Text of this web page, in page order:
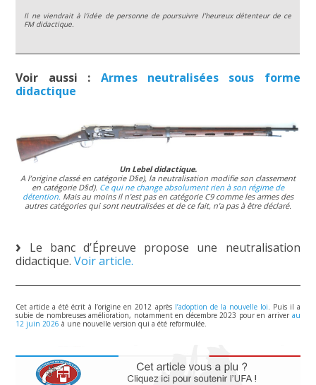
Il ne viendrait à l’idée de personne de poursuivre l’heureux détenteur de ce
FM didactique.
Voir aussi : Armes neutralisées sous forme
didactique
Un Lebel didactique.
A l’origine classé en catégorie D§e), la neutralisation modifie son classement
en catégorie D§d). Ce qui ne change absolument rien à son régime de
détention. Mais au moins il n’est pas en catégorie C9 comme les armes des
autres catégories qui sont neutralisées et de ce fait, n’a pas à être déclaré.
Le banc d’Épreuve propose une neutralisation
didactique.Voir article.
Cet article a été écrit à l’origine en 2012 après l’adoption de la nouvelle loi. Puis il a
subie de nombreuses amélioration, notamment en décembre 2023 pour en arriver au
12 juin 2026 à une nouvelle version qui a été reformulée.